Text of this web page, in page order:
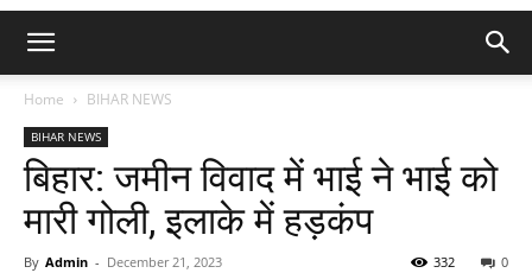
Home BIHAR NEWS
BIHAR NEWS
बिहार: जमीन विवाद में भाई ने भाई को
मारी गोली, इलाके में हड़कंप
By Admin - December 21, 2023 0
332